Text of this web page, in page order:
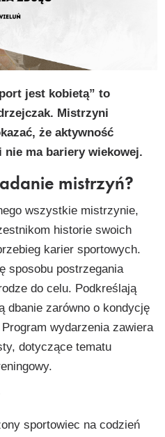
jest kobietą” to
Mistrzyni
że aktywność
nie ma bariery wiekowej.
mistrzyń?
wszystkie mistrzynie,
historie swoich
karier sportowych.
sposobu postrzegania
do celu. Podkreślają
dbanie zarówno o kondycję
wydarzenia zawiera
dotyczące tematu
sportowiec na codzień